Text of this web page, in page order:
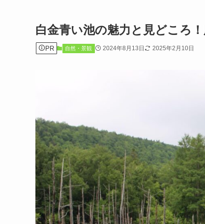
白金青い池の魅力と見どころ
PR 自然・景観 2024年8月13日 2025年2月10日